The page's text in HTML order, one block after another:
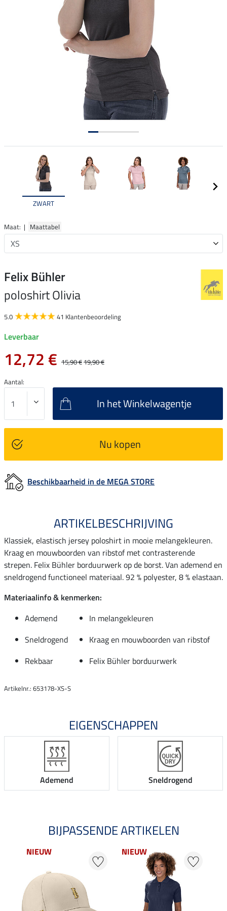
ZWART
Maat: | Maattabel
Felix Bühler
poloshirt Olivia
5.0 41 Klantenbeoordeling
Leverbaar
12,72 € 15,90 €19,90 €
Aantal:
In het Winkelwagentje
Nu kopen
Beschikbaarheid in de MEGA STORE
ARTIKELBESCHRIJVING
Klassiek, elastisch jersey poloshirt in mooie melangekleuren.
Kraag en mouwboorden van ribstof met contrasterende
strepen. Felix Bühler borduurwerk op de borst. Van ademend en
sneldrogend functioneel materiaal. 92 % polyester, 8 % elastaan.
Materiaalinfo & kenmerken:
Ademend
In melangekleuren
Sneldrogend
Kraag en mouwboorden van ribstof
Rekbaar
Felix Bühler borduurwerk
Artikelnr.: 653178-XS-S
EIGENSCHAPPEN
Ademend Sneldrogend
BIJPASSENDE ARTIKELEN
NIEUW NIEUW